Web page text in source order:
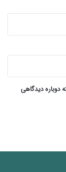
دوباره دیدگاهی